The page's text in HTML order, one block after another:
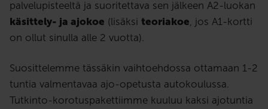
palvelupisteeltä ja suoritettava sen jälkeen A2-luokan
käsittely- ja ajokoe (lisäksi teoriakoe , jos A1-kortti
on ollut sinulla alle 2 vuotta).
Suosittelemme tässäkin vaihtoehdossa ottamaan 1-2
tuntia valmentavaa ajo-opetusta autokoulussa.
Tutkinto-korotuspakettiimme kuuluu kaksi ajotuntia